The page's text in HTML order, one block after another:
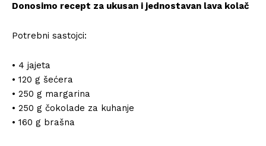
Donosimo recept za ukusan i jednostavan lava kolač
Potrebni sastojci:
• 4 jajeta
• 120 g šećera
• 250 g margarina
• 250 g čokolade za kuhanje
• 160 g brašna